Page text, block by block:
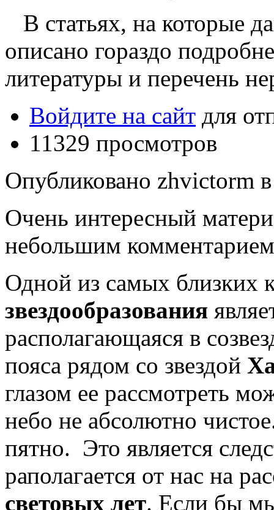
В статьях, на которые
описано гораздо
литературы и перечень
Войдите на сайт для
11329 просмотров
Опубликовано zhvictorm
Очень интересный
небольшим
Одной из самых близких
звездообразования
располагающаяся в
пояса рядом со звездой
глазом ее рассмотреть
небо не абсолютно
пятно. Это является
раполагается от нас на
световых лет. Если бы